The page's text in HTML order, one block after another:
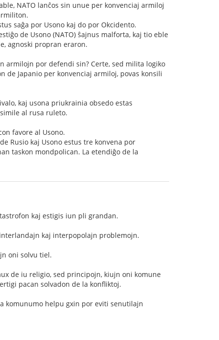
NATO lanĉos sin unue per konvenciaj armiloj
saĝa por Usono kaj do por Okcidento.
de Usono (NATO) ŝajnus malforta, kaj tio eble
agnoski propran eraron.
armilojn por defendi sin? Certe, sed milita logiko
de Japanio per konvenciaj armiloj, povas konsili
kaj usona priukrainia obsedo estas
al rusa ruleto.
favore al Usono.
Rusio kaj Usono estus tre konvena por
taskon mondpolican. La etendiĝo de la
kaj estigis iun pli grandan.
kaj interpopolajn problemojn.
oni solvu tiel.
de iu religio, sed principojn, kiujn oni komune
pacan solvadon de la konfliktoj.
komunumo helpu gxin por eviti senutilajn